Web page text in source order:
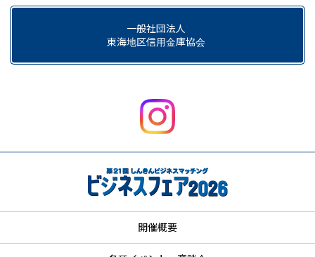
一般社団法人
東海地区信用金庫協会
開催概要